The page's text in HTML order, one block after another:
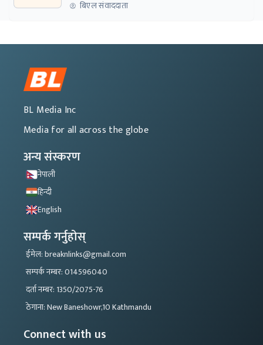
बिएल संवाददाता
BL Media Inc
Media for all across the globe
अन्य संस्करण
नेपाली
हिन्दी
English
सम्पर्क गर्नुहोस्
ईमेल: breaknlinks@gmail.com
सम्पर्क नम्बर: 014596040
दर्ता नम्बर: 1350/2075-76
ठेगाना: New Baneshowr,10 Kathmandu
Connect with us